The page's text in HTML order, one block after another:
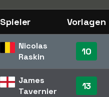
Spieler Vorlagen
Nicolas
Raskin
10
James
Tavernier
13